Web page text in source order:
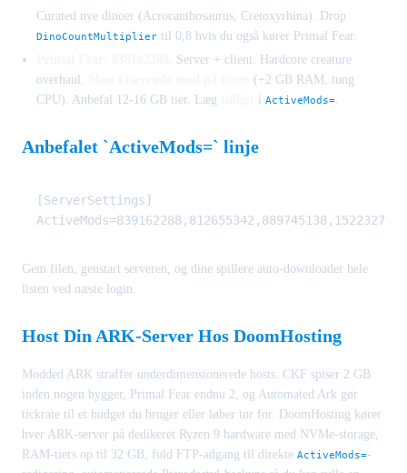
Curated nye dinoer (Acrocanthosaurus, Cretoxyrhina). Drop
DinoCountMultiplier til 0,8 hvis du også kører Primal Fear.
. Server + client. Hardcore creature
overhaul.
(+2 GB RAM, tung
CPU). Anbefal 12-16 GB tier. Læg
i ActiveMods=
Anbefalet `ActiveMods=` linje
[ServerSettings]
Gem filen, genstart serveren, og dine spillere auto-downloader hele
listen ved næste login.
Host Din ARK-Server Hos DoomHosting
Modded ARK straffer underdimensionerede hosts. CKF spiser 2 GB
inden nogen bygger, Primal Fear endnu 2, og Automated Ark gør
tickrate til et budget du bruger eller løber tør for. DoomHosting kører
hver ARK-server på dedikeret Ryzen 9 hardware med NVMe-storage,
RAM-tiers op til 32 GB, fuld FTP-adgang til direkte ActiveMods=-